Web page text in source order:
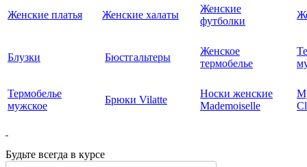
Женские платья Женские халаты
Женские
футболки
Блузки Бюстгальтеры
Женское
термобелье
Термобелье
мужское
Брюки Vilatte
Носки женские
Mademoiselle
Будьте всегда в курсе